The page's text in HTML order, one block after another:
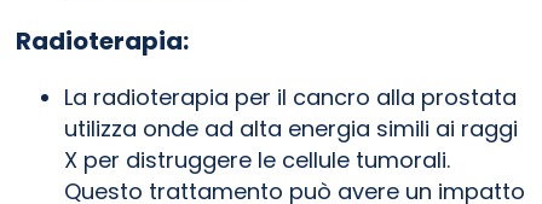
Radioterapia:
La radioterapia per il cancro alla prostata
utilizza onde ad alta energia simili ai raggi
X per distruggere le cellule tumorali.
Questo trattamento può avere un impatto